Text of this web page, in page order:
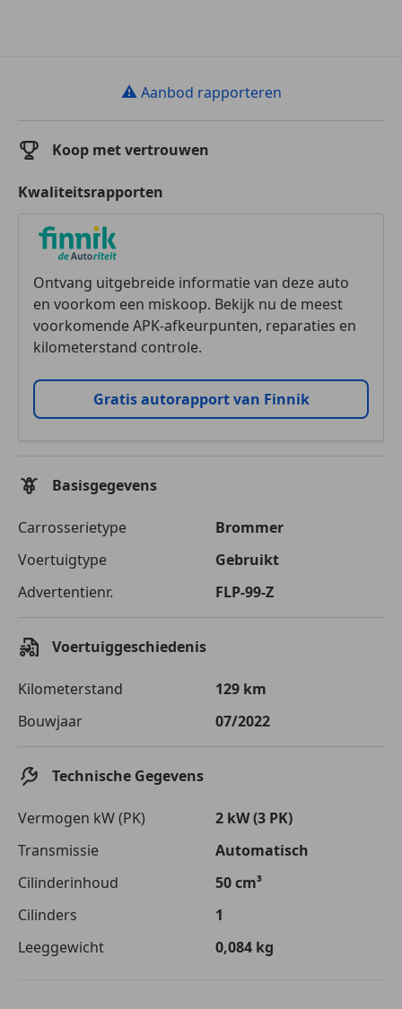
⚠ Aanbod rapporteren
Koop met vertrouwen
Kwaliteitsrapporten
Ontvang uitgebreide informatie van deze auto
en voorkom een miskoop. Bekijk nu de meest
voorkomende APK-afkeurpunten, reparaties en
kilometerstand controle.
Gratis autorapport van Finnik
Basisgegevens
Carrosserietype
Brommer
Voertuigtype
Gebruikt
Advertentienr.
FLP-99-Z
Voertuiggeschiedenis
Kilometerstand
129 km
Bouwjaar
07/2022
Technische Gegevens
Vermogen kW (PK)
2 kW (3 PK)
Transmissie
Automatisch
Cilinderinhoud
50 cm³
Cilinders
1
Leeggewicht
0,084 kg